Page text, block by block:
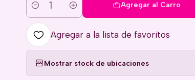
Cantidad
Agregar al Carro
Agregar a la lista de favoritos
Mostrar stock de ubicaciones